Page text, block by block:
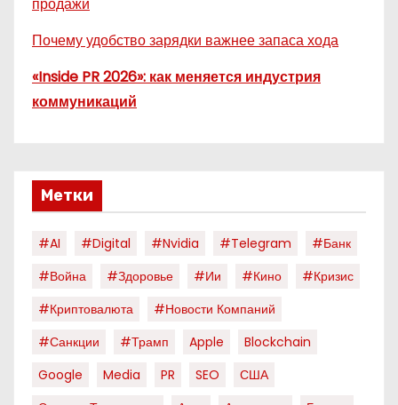
Почему удобство зарядки важнее запаса хода
«Inside PR 2026»: как меняется индустрия
коммуникаций
Метки
#AI #digital #nvidia #telegram
#банк
#война
#здоровье #ии #кино
#кризис
#криптовалюта
#новости Компаний
#санкции
#трамп Apple
Blockchain
Google
Media PR SEO
США